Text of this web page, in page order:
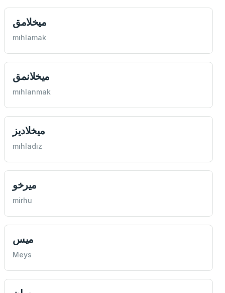
ميخلامق
mıhlamak
ميخلانمق
mıhlanmak
ميخلاديز
mıhladız
ميرخو
mirhu
ميس
Meys